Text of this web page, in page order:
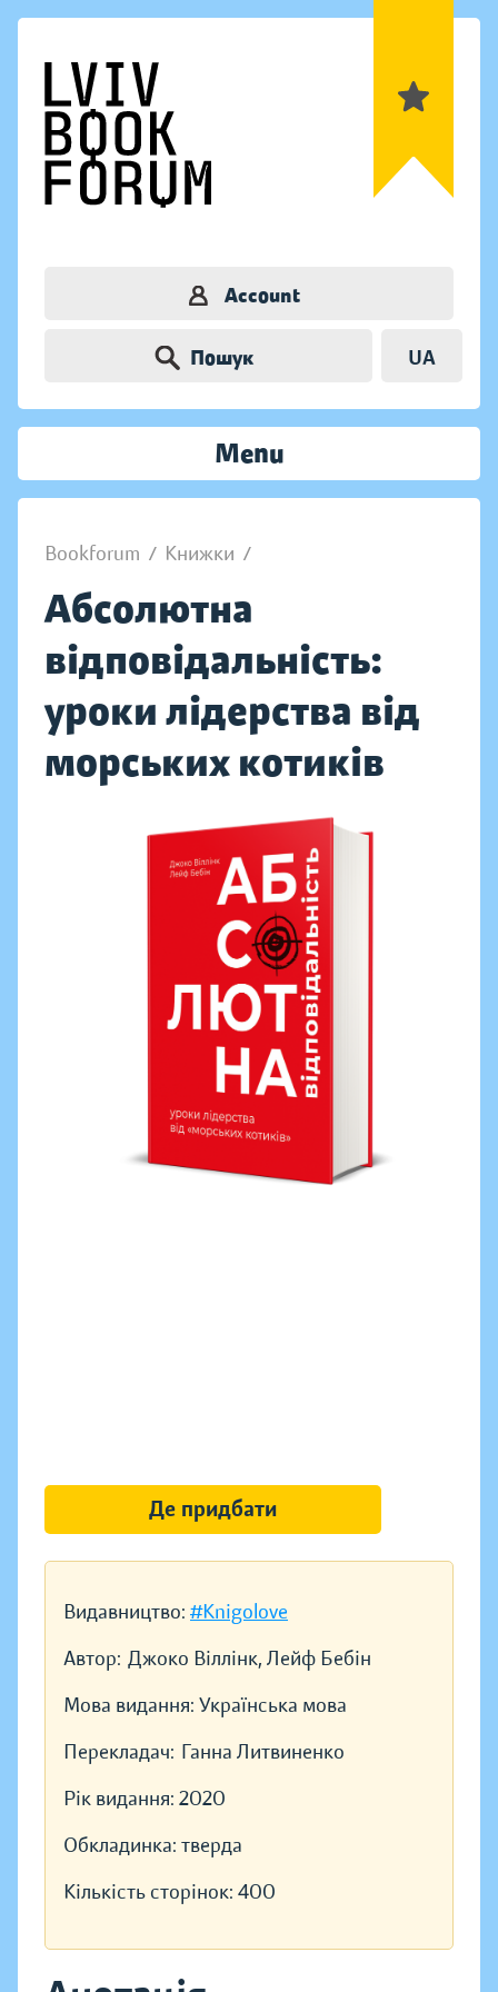
Account
Пошук UA
Menu
Bookforum / Книжки /
Абсолютна
відповідальність:
уроки лідерства від
морських котиків
Видавництво: #Knigolove
Автор: Джоко Віллінк, Лейф Бебін
Мова видання: Українська мова
Перекладач: Ганна Литвиненко
Рік видання: 2020
Обкладинка: тверда
Кількість сторінок: 400
Де придбати